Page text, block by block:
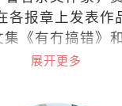
各报章上发表作
《有冇搞错》
展开更多